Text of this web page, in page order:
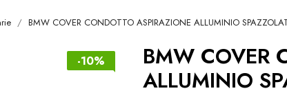
BMW COVER CONDOTTO ASPIRAZIONE ALLUMINIO
-10%
BMW COVER
ALLUMINIO